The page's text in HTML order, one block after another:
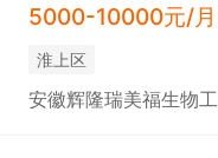
5000-10000元/月
淮上区
安徽辉隆瑞美福生物